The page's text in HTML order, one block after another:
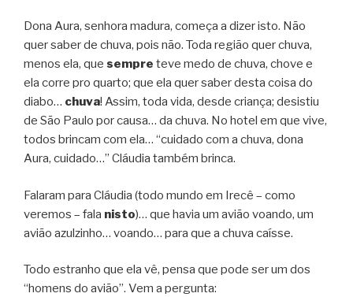
Dona Aura, senhora madura, começa a dizer isto. Não
quer saber de chuva, pois não. Toda região quer chuva,
menos ela, que sempre teve medo de chuva, chove e
ela corre pro quarto; que ela quer saber desta coisa do
diabo… chuva! Assim, toda vida, desde criança; desistiu
de São Paulo por causa… da chuva. No hotel em que vive,
todos brincam com ela… “cuidado com a chuva, dona
Aura, cuidado…” Cláudia também brinca.
Falaram para Cláudia (todo mundo em Irecê – como
veremos – fala nisto)… que havia um avião voando, um
avião azulzinho… voando… para que a chuva caísse.
Todo estranho que ela vê, pensa que pode ser um dos
“homens do avião”. Vem a pergunta: